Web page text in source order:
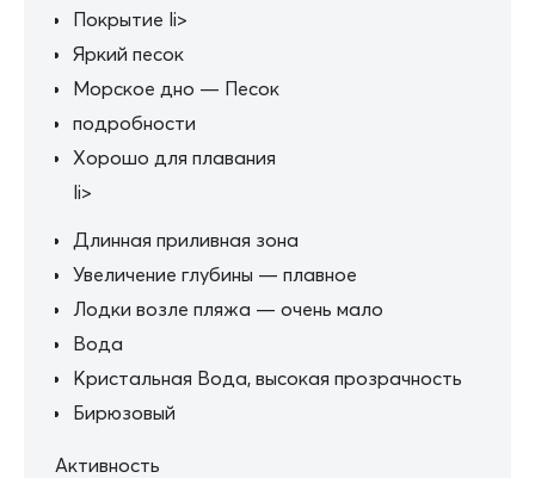
Покрытие li>
Яркий песок
Морское дно — Песок
подробности
Хорошо для плавания
li>
Длинная приливная зона
Увеличение глубины — плавное
Лодки возле пляжа — очень мало
Вода
Кристальная Вода, высокая прозрачность
Бирюзовый
Активность